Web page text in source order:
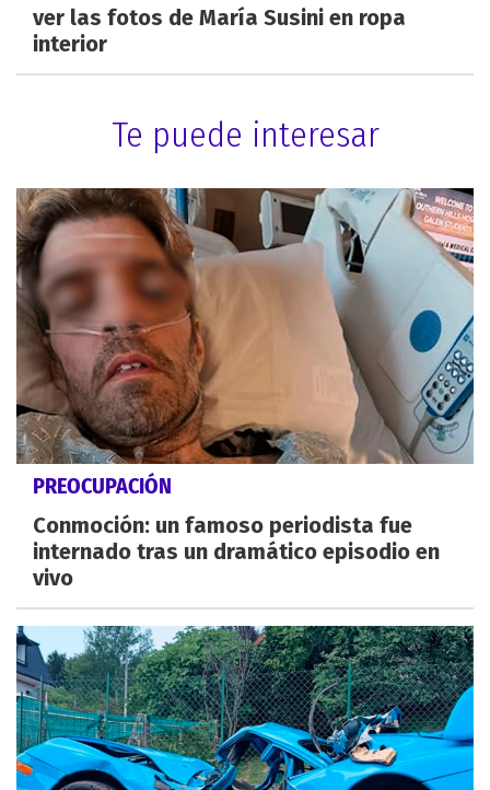
ver las fotos de María Susini en ropa
interior
Te puede interesar
PREOCUPACIÓN
Conmoción: un famoso periodista fue
internado tras un dramático episodio en
vivo